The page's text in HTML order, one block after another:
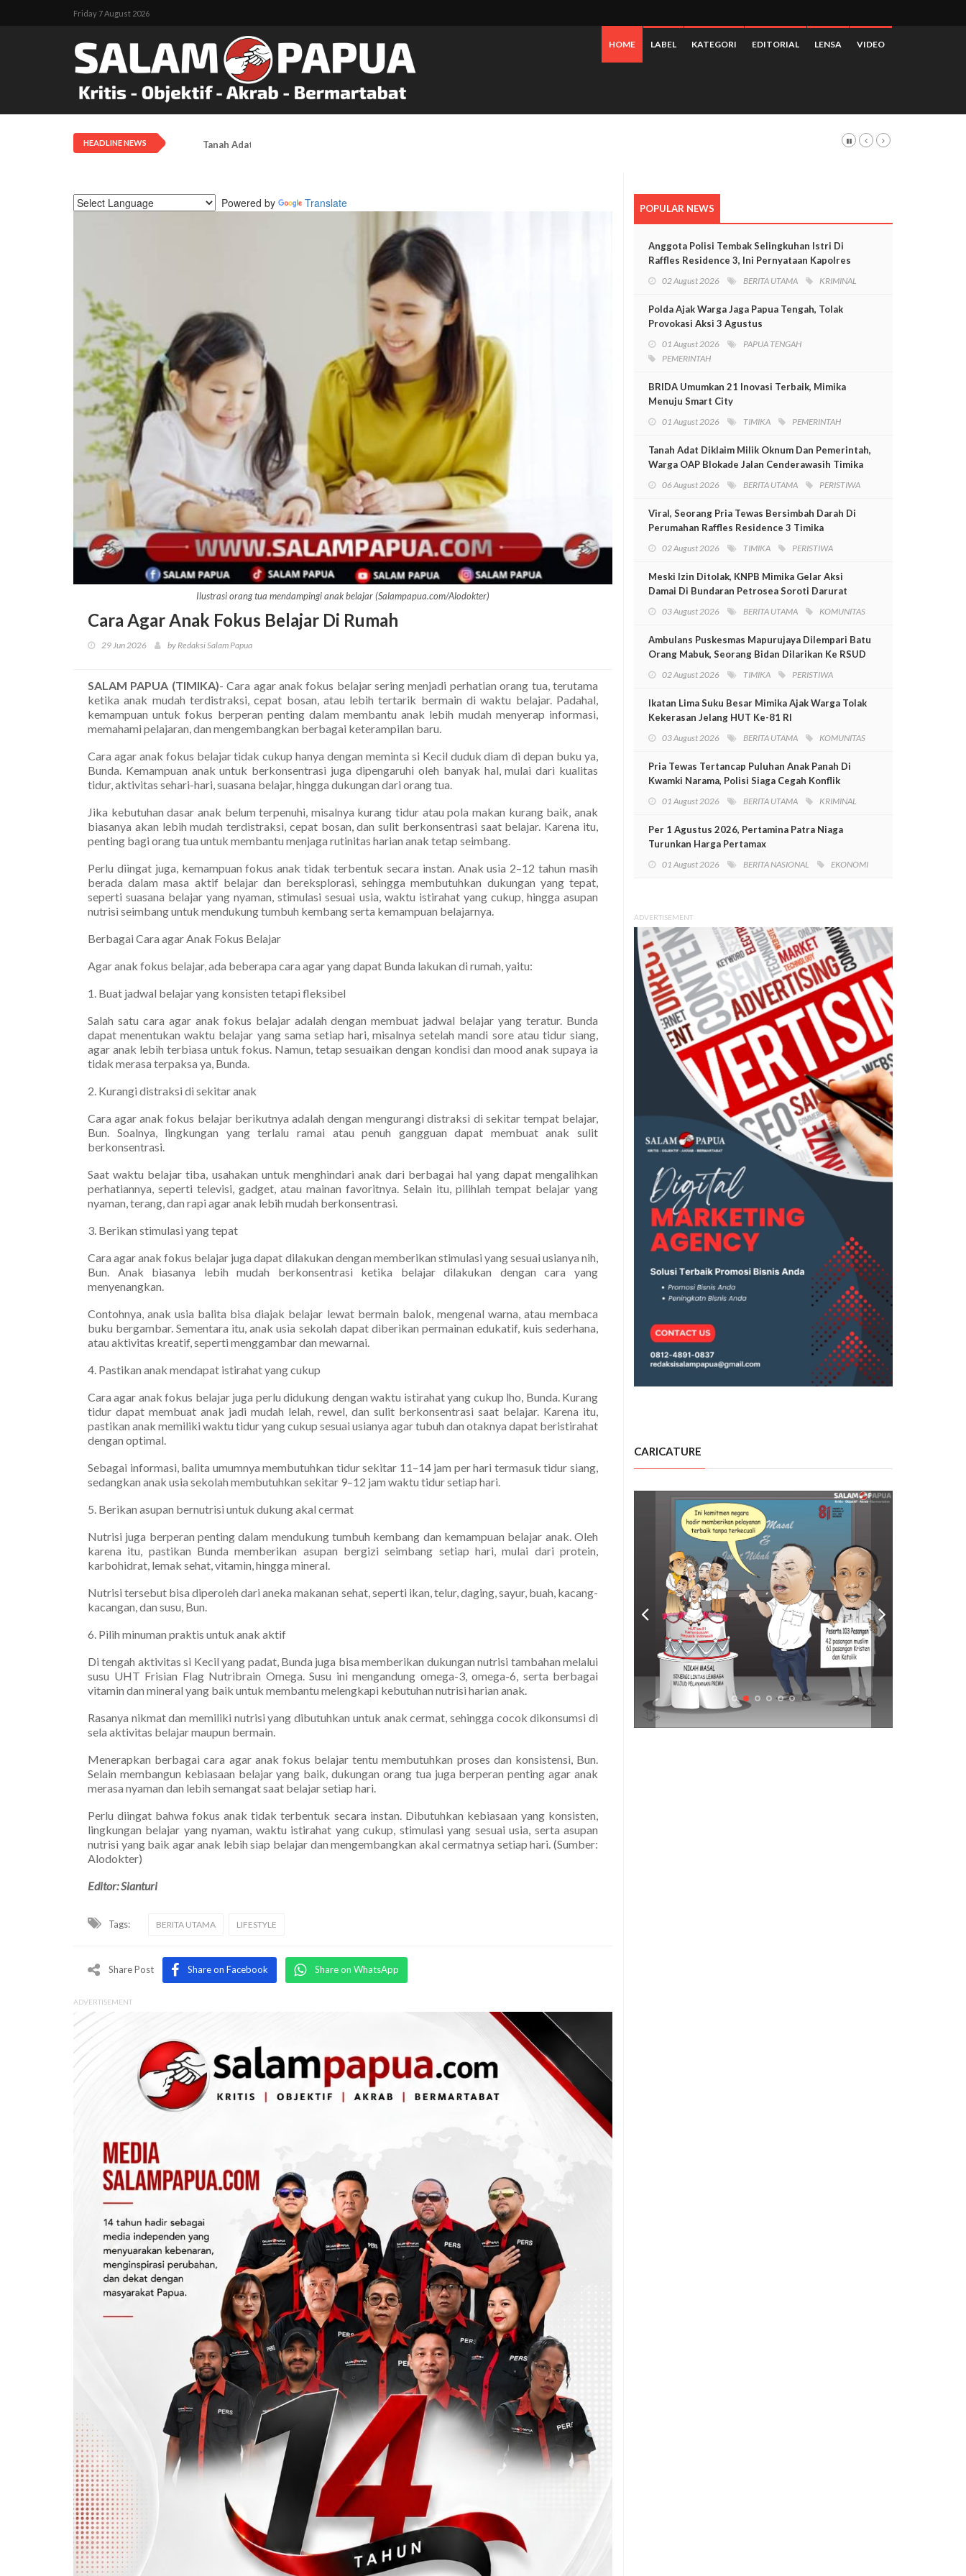
Friday 7 August 2026
HOME LABEL KATEGORI EDITORIAL LENSA VIDEO
HEADLINE NEWS Tanah Adat Diklaim Milik Oknum Dan Pemerintah, Warga OAP Blokade Jalan Cenderawasih Timika
Powered by Translate
Ilustrasi orang tua mendampingi anak belajar (Salampapua.com/Alodokter)
Cara Agar Anak Fokus Belajar Di Rumah
29 Jun 2026 by Redaksi Salam Papua
SALAM PAPUA (TIMIKA)- Cara agar anak fokus belajar sering menjadi perhatian orang tua, terutama
ketika anak mudah terdistraksi, cepat bosan, atau lebih tertarik bermain di waktu belajar. Padahal,
kemampuan untuk fokus berperan penting dalam membantu anak lebih mudah menyerap informasi,
memahami pelajaran, dan mengembangkan berbagai keterampilan baru.
Cara agar anak fokus belajar tidak cukup hanya dengan meminta si Kecil duduk diam di depan buku ya,
Bunda. Kemampuan anak untuk berkonsentrasi juga dipengaruhi oleh banyak hal, mulai dari kualitas
tidur, aktivitas sehari-hari, suasana belajar, hingga dukungan dari orang tua.
Jika kebutuhan dasar anak belum terpenuhi, misalnya kurang tidur atau pola makan kurang baik, anak
biasanya akan lebih mudah terdistraksi, cepat bosan, dan sulit berkonsentrasi saat belajar. Karena itu,
penting bagi orang tua untuk membantu menjaga rutinitas harian anak tetap seimbang.
Perlu diingat juga, kemampuan fokus anak tidak terbentuk secara instan. Anak usia 2–12 tahun masih
berada dalam masa aktif belajar dan bereksplorasi, sehingga membutuhkan dukungan yang tepat,
seperti suasana belajar yang nyaman, stimulasi sesuai usia, waktu istirahat yang cukup, hingga asupan
nutrisi seimbang untuk mendukung tumbuh kembang serta kemampuan belajarnya.
Berbagai Cara agar Anak Fokus Belajar
Agar anak fokus belajar, ada beberapa cara agar yang dapat Bunda lakukan di rumah, yaitu:
1. Buat jadwal belajar yang konsisten tetapi fleksibel
Salah satu cara agar anak fokus belajar adalah dengan membuat jadwal belajar yang teratur. Bunda
dapat menentukan waktu belajar yang sama setiap hari, misalnya setelah mandi sore atau tidur siang,
agar anak lebih terbiasa untuk fokus. Namun, tetap sesuaikan dengan kondisi dan mood anak supaya ia
tidak merasa terpaksa ya, Bunda.
2. Kurangi distraksi di sekitar anak
Cara agar anak fokus belajar berikutnya adalah dengan mengurangi distraksi di sekitar tempat belajar,
Bun. Soalnya, lingkungan yang terlalu ramai atau penuh gangguan dapat membuat anak sulit
berkonsentrasi.
Saat waktu belajar tiba, usahakan untuk menghindari anak dari berbagai hal yang dapat mengalihkan
perhatiannya, seperti televisi, gadget, atau mainan favoritnya. Selain itu, pilihlah tempat belajar yang
nyaman, terang, dan rapi agar anak lebih mudah berkonsentrasi.
3. Berikan stimulasi yang tepat
Cara agar anak fokus belajar juga dapat dilakukan dengan memberikan stimulasi yang sesuai usianya nih,
Bun. Anak biasanya lebih mudah berkonsentrasi ketika belajar dilakukan dengan cara yang
menyenangkan.
Contohnya, anak usia balita bisa diajak belajar lewat bermain balok, mengenal warna, atau membaca
buku bergambar. Sementara itu, anak usia sekolah dapat diberikan permainan edukatif, kuis sederhana,
atau aktivitas kreatif, seperti menggambar dan mewarnai.
4. Pastikan anak mendapat istirahat yang cukup
Cara agar anak fokus belajar juga perlu didukung dengan waktu istirahat yang cukup lho, Bunda. Kurang
tidur dapat membuat anak jadi mudah lelah, rewel, dan sulit berkonsentrasi saat belajar. Karena itu,
pastikan anak memiliki waktu tidur yang cukup sesuai usianya agar tubuh dan otaknya dapat beristirahat
dengan optimal.
Sebagai informasi, balita umumnya membutuhkan tidur sekitar 11–14 jam per hari termasuk tidur siang,
sedangkan anak usia sekolah membutuhkan sekitar 9–12 jam waktu tidur setiap hari.
5. Berikan asupan bernutrisi untuk dukung akal cermat
Nutrisi juga berperan penting dalam mendukung tumbuh kembang dan kemampuan belajar anak. Oleh
karena itu, pastikan Bunda memberikan asupan bergizi seimbang setiap hari, mulai dari protein,
karbohidrat, lemak sehat, vitamin, hingga mineral.
Nutrisi tersebut bisa diperoleh dari aneka makanan sehat, seperti ikan, telur, daging, sayur, buah, kacang-
kacangan, dan susu, Bun.
6. Pilih minuman praktis untuk anak aktif
Di tengah aktivitas si Kecil yang padat, Bunda juga bisa memberikan dukungan nutrisi tambahan melalui
susu UHT Frisian Flag Nutribrain Omega. Susu ini mengandung omega-3, omega-6, serta berbagai
vitamin dan mineral yang baik untuk membantu melengkapi kebutuhan nutrisi harian anak.
Rasanya nikmat dan memiliki nutrisi yang dibutuhkan untuk anak cermat, sehingga cocok dikonsumsi di
sela aktivitas belajar maupun bermain.
Menerapkan berbagai cara agar anak fokus belajar tentu membutuhkan proses dan konsistensi, Bun.
Selain membangun kebiasaan belajar yang baik, dukungan orang tua juga berperan penting agar anak
merasa nyaman dan lebih semangat saat belajar setiap hari.
Perlu diingat bahwa fokus anak tidak terbentuk secara instan. Dibutuhkan kebiasaan yang konsisten,
lingkungan belajar yang nyaman, waktu istirahat yang cukup, stimulasi yang sesuai usia, serta asupan
nutrisi yang baik agar anak lebih siap belajar dan mengembangkan akal cermatnya setiap hari. (Sumber:
Alodokter)
Editor: Sianturi
Tags: BERITA UTAMA LIFESTYLE
Share Post Share on Facebook Share on WhatsApp
ADVERTISEMENT
POPULAR NEWS
Anggota Polisi Tembak Selingkuhan Istri Di
Raffles Residence 3, Ini Pernyataan Kapolres
02 August 2026 BERITA UTAMA KRIMINAL
Polda Ajak Warga Jaga Papua Tengah, Tolak
Provokasi Aksi 3 Agustus
01 August 2026
PAPUA TENGAH
PEMERINTAH
BRIDA Umumkan 21 Inovasi Terbaik, Mimika
Menuju Smart City
01 August 2026 TIMIKA PEMERINTAH
Tanah Adat Diklaim Milik Oknum Dan Pemerintah,
Warga OAP Blokade Jalan Cenderawasih Timika
06 August 2026 BERITA UTAMA PERISTIWA
Viral, Seorang Pria Tewas Bersimbah Darah Di
Perumahan Raffles Residence 3 Timika
02 August 2026 TIMIKA PERISTIWA
Meski Izin Ditolak, KNPB Mimika Gelar Aksi
Damai Di Bundaran Petrosea Soroti Darurat
03 August 2026 BERITA UTAMA KOMUNITAS
Ambulans Puskesmas Mapurujaya Dilempari Batu
Orang Mabuk, Seorang Bidan Dilarikan Ke RSUD
02 August 2026 TIMIKA PERISTIWA
Ikatan Lima Suku Besar Mimika Ajak Warga Tolak
Kekerasan Jelang HUT Ke-81 RI
03 August 2026 BERITA UTAMA KOMUNITAS
Pria Tewas Tertancap Puluhan Anak Panah Di
Kwamki Narama, Polisi Siaga Cegah Konflik
01 August 2026 BERITA UTAMA KRIMINAL
Per 1 Agustus 2026, Pertamina Patra Niaga
Turunkan Harga Pertamax
01 August 2026 BERITA NASIONAL EKONOMI
ADVERTISEMENT
CARICATURE